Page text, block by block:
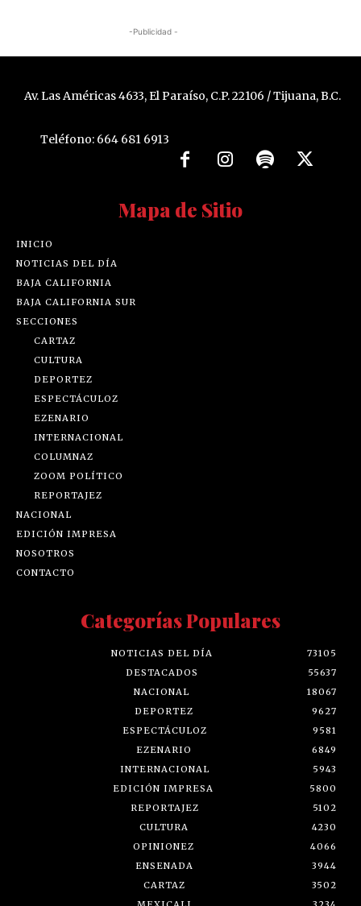
-Publicidad -
Av. Las Américas 4633, El Paraíso, C.P. 22106 / Tijuana, B.C.
Teléfono: 664 681 6913
Mapa de Sitio
INICIO
NOTICIAS DEL DÍA
BAJA CALIFORNIA
BAJA CALIFORNIA SUR
SECCIONES
CARTAZ
CULTURA
DEPORTEZ
ESPECTÁCULOZ
EZENARIO
INTERNACIONAL
COLUMNAZ
ZOOM POLÍTICO
REPORTAJEZ
NACIONAL
EDICIÓN IMPRESA
NOSOTROS
CONTACTO
Categorías Populares
NOTICIAS DEL DÍA
73105
DESTACADOS
55637
NACIONAL
18067
DEPORTEZ
9627
ESPECTÁCULOZ
9581
EZENARIO
6849
INTERNACIONAL
5943
EDICIÓN IMPRESA
5800
REPORTAJEZ
5102
CULTURA
4230
OPINIONEZ
4066
ENSENADA
3944
CARTAZ
3502